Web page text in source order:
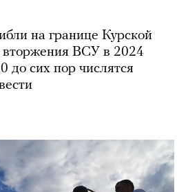
на границе Курской
вторжения ВСУ в 2024
до сих пор числятся